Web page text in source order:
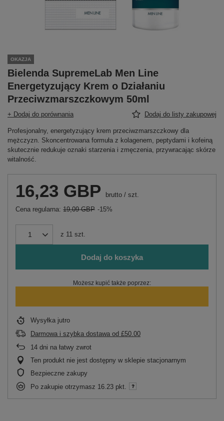
OKAZJA
Bielenda SupremeLab Men Line
Energetyzujący Krem o Działaniu
Przeciwzmarszczkowym 50ml
+ Dodaj do porównania Dodaj do listy zakupowej
Profesjonalny, energetyzujący krem przeciwzmarszczkowy dla
mężczyzn. Skoncentrowana formuła z kolagenem, peptydami i kofeiną
skutecznie redukuje oznaki starzenia i zmęczenia, przywracając skórze
witalność.
16,23 GBP brutto / szt.
Cena regularna: 19,09 GBP -15%
z 11 szt.
Dodaj do koszyka
Możesz kupić także poprzez:
Wysyłka jutro
Darmowa i szybka dostawa od £50.00
14 dni na łatwy zwrot
Ten produkt nie jest dostępny w sklepie stacjonarnym
Bezpieczne zakupy
Po zakupie otrzymasz 16.23 pkt.